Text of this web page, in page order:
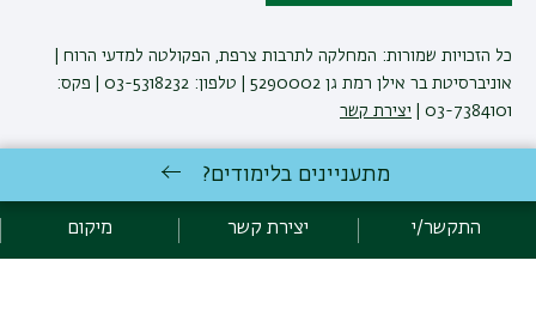
כל הזכויות שמורות: המחלקה לתרבות צרפת, הפקולטה למדעי הרוח |
אוניברסיטת בר אילן רמת גן 5290002 | טלפון: 03-5318232 | פקס:
03-7384101 |
יצירת קשר
לימודי תרבות צרפתבאוניברסיטת בר-אילן
הצהרת נגישות
מדיניות פרטיות
מתעניינים בלימודים?
התקשר/י יצירת קשר מיקום